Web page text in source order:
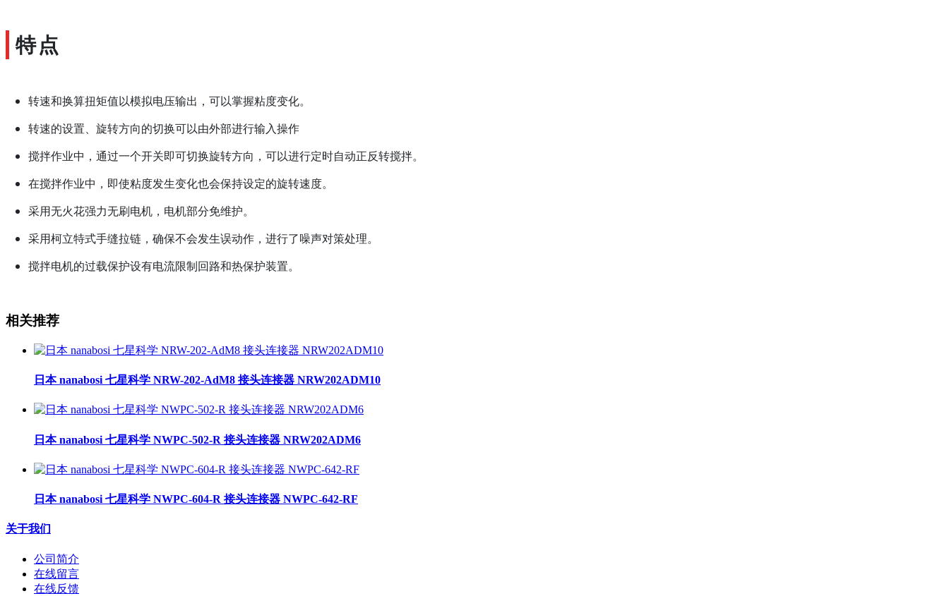
特点
转速和换算扭矩值以模拟电压输出，可以掌握粘度变化。
转速的设置、旋转方向的切换可以由外部进行输入操作
搅拌作业中，通过一个开关即可切换旋转方向，可以进行定时自动正反转搅拌。
在搅拌作业中，即使粘度发生变化也会保持设定的旋转速度。
采用无火花强力无刷电机，电机部分免维护。
采用柯立特式手缝拉链，确保不会发生误动作，进行了噪声对策处理。
搅拌电机的过载保护设有电流限制回路和热保护装置。
相关推荐
日本 nanabosi 七星科学 NRW-202-AdM8 接头连接器 NRW202ADM10
日本 nanabosi 七星科学 NWPC-502-R 接头连接器 NRW202ADM6
日本 nanabosi 七星科学 NWPC-604-R 接头连接器 NWPC-642-RF
关于我们
公司简介
在线留言
在线反馈